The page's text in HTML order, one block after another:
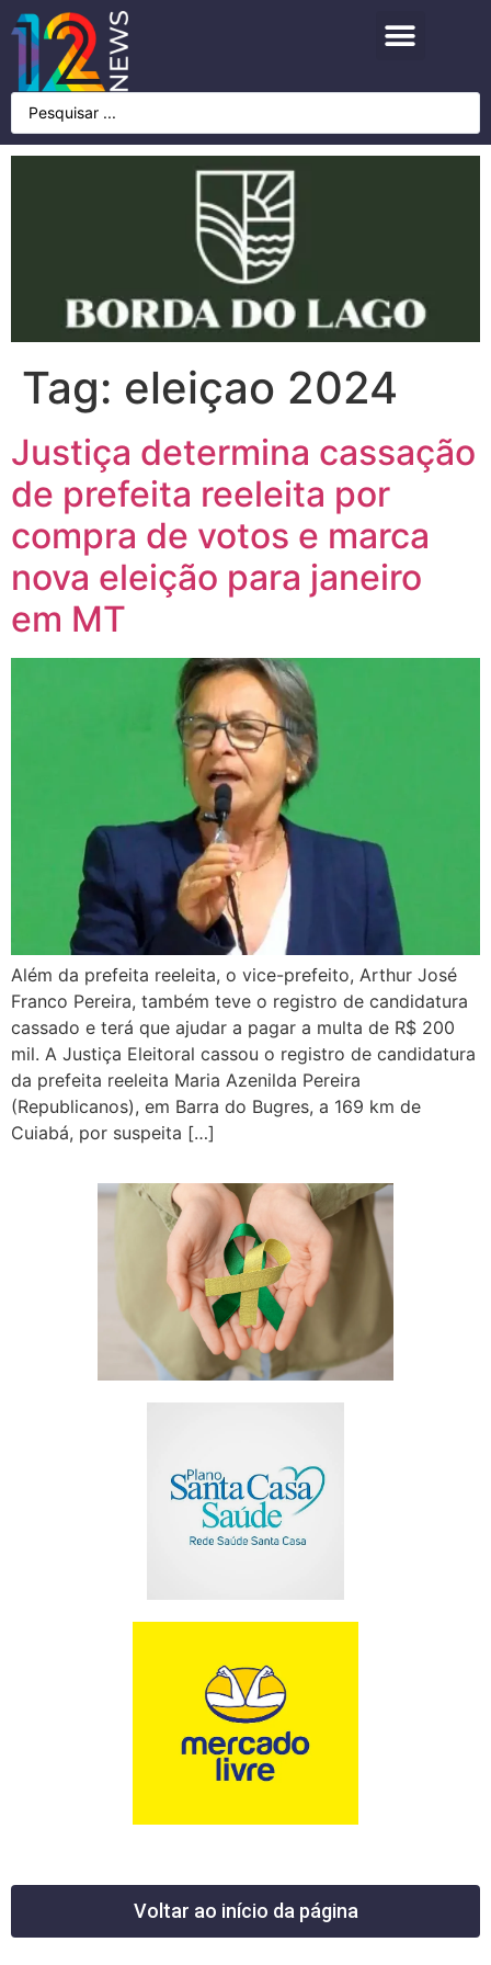
Tag: eleiçao 2024
Justiça determina cassação
de prefeita reeleita por
compra de votos e marca
nova eleição para janeiro
em MT
Além da prefeita reeleita, o vice-prefeito, Arthur José
Franco Pereira, também teve o registro de candidatura
cassado e terá que ajudar a pagar a multa de R$ 200
mil. A Justiça Eleitoral cassou o registro de candidatura
da prefeita reeleita Maria Azenilda Pereira
(Republicanos), em Barra do Bugres, a 169 km de
Cuiabá, por suspeita […]
Voltar ao início da página